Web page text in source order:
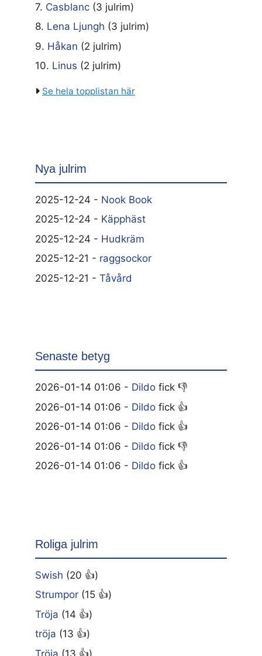
7. Casblanc (3 julrim)
8. Lena Ljungh (3 julrim)
9. Håkan (2 julrim)
10. Linus (2 julrim)
Se hela topplistan här
Nya julrim
2025-12-24 - Nook Book
2025-12-24 - Käpphäst
2025-12-24 - Hudkräm
2025-12-21 - raggsockor
2025-12-21 - Tåvård
Senaste betyg
2026-01-14 01:06 - Dildo fick 👎
2026-01-14 01:06 - Dildo fick 👍
2026-01-14 01:06 - Dildo fick 👍
2026-01-14 01:06 - Dildo fick 👎
2026-01-14 01:06 - Dildo fick 👍
Roliga julrim
Swish (20 👍)
Strumpor (15 👍)
Tröja (14 👍)
tröja (13 👍)
Tröja (13 👍)